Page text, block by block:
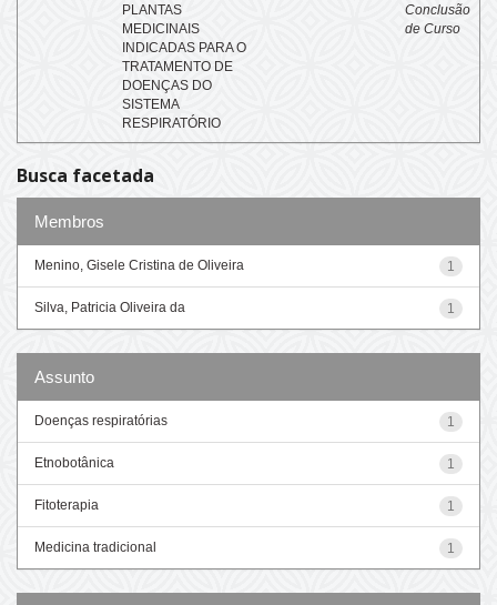
PLANTAS
MEDICINAIS
INDICADAS PARA O
TRATAMENTO DE
DOENÇAS DO
SISTEMA
RESPIRATÓRIO
Conclusão
de Curso
Busca facetada
Membros
1
Menino, Gisele Cristina de Oliveira
1
Silva, Patricia Oliveira da
Assunto
1
Doenças respiratórias
1
Etnobotânica
1
Fitoterapia
1
Medicina tradicional